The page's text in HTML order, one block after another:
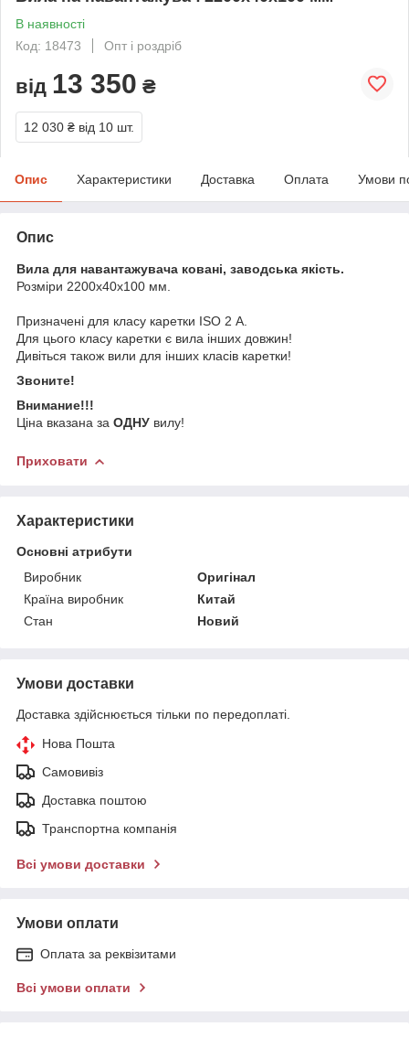
В наявності
Код: 18473
Опт і роздріб
від 13 350 ₴
12 030 ₴ від 10 шт.
Опис Характеристики Доставка Оплата Умови
Опис
Вила для навантажувача ковані, заводська якість.
Розміри 2200х40х100 мм.
Призначені для класу каретки ISO 2 А.
Для цього класу каретки є вила інших довжин!
Дивіться також вили для інших класів каретки!
Звоните!
Внимание!!!
Ціна вказана за ОДНУ вилу!
Приховати
Характеристики
Основні атрибути
Виробник
Оригінал
Країна виробник
Китай
Стан
Новий
Умови доставки
Доставка здійснюється тільки по передоплаті.
Нова Пошта
Самовивіз
Доставка поштою
Транспортна компанія
Всі умови доставки
Умови оплати
Оплата за реквізитами
Всі умови оплати